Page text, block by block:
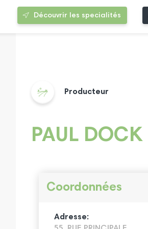
Découvrir les specialités
Producteur
PAUL DOCK
Coordonnées
Adresse: